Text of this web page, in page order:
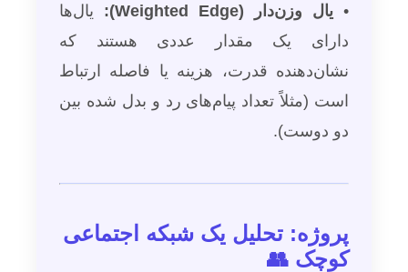
• یال وزن‌دار (Weighted Edge):
یال‌ها
دارای یک مقدار عددی هستند که
نشان‌دهنده قدرت، هزینه یا فاصله ارتباط
است (مثلاً تعداد پیام‌های رد و بدل شده بین
دو دوست).
پروژه: تحلیل یک شبکه اجتماعی
کوچک 👥